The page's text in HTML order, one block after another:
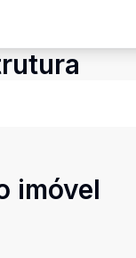
imóvel